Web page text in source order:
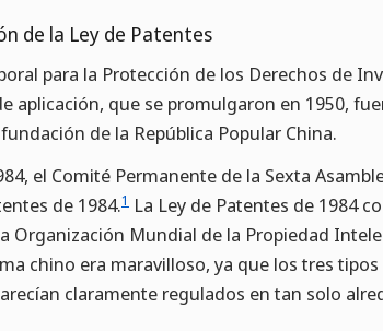
de la Ley de Patentes
para la Protección de los Derechos de
aplicación, que se promulgaron en 1950,
de la República Popular China.
el Comité Permanente de la Sexta
de 1984.1 La Ley de Patentes de 1984
Organización Mundial de la Propiedad
chino era maravilloso, ya que los tres
claramente regulados en tan solo